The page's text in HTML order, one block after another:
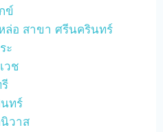
ข์
ล่อ สาขา ศรีนครินทร์
ะ
วช
ทร์
วาส